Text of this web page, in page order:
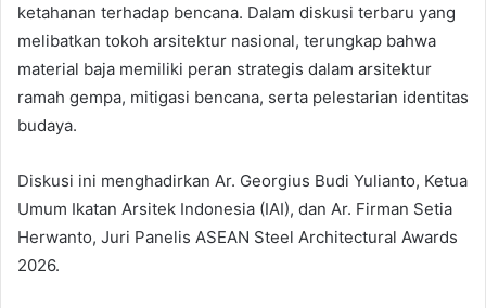
ketahanan terhadap bencana. Dalam diskusi terbaru yang
melibatkan tokoh arsitektur nasional, terungkap bahwa
material baja memiliki peran strategis dalam arsitektur
ramah gempa, mitigasi bencana, serta pelestarian identitas
budaya.
Diskusi ini menghadirkan Ar. Georgius Budi Yulianto, Ketua
Umum Ikatan Arsitek Indonesia (IAI), dan Ar. Firman Setia
Herwanto, Juri Panelis ASEAN Steel Architectural Awards
2026.